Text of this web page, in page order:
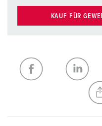
KAUF FÜR